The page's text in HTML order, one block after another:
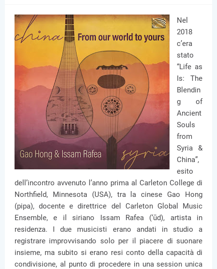
Nel
2018
c’era
stato
“Life as
Is: The
Blendin
g of
Ancient
Souls
from
Syria &
China”,
esito
dell’incontro avvenuto l’anno prima al Carleton College di
Northfield, Minnesota (USA), tra la cinese Gao Hong
(pipa), docente e direttrice del Carleton Global Music
Ensemble, e il siriano Issam Rafea (‘ūd), artista in
residenza. I due musicisti erano andati in studio a
registrare improvvisando solo per il piacere di suonare
insieme, ma subito si erano resi conto della capacità di
condivisione, al punto di procedere in una session unica